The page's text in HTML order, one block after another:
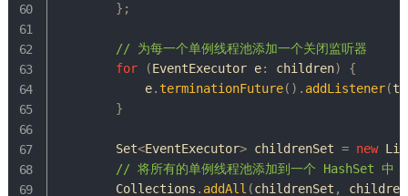
} ;
// 为每一个单例线程池添加一个关闭监听器
for
(EventExecutor e: children)
{
            e
. terminationFuture( ) . addListener(
}
Set<EventExecutor> childrenSet = new
// 将所有的单例线程池添加到一个 HashSet 中
Collections . addAll (childrenSet , children